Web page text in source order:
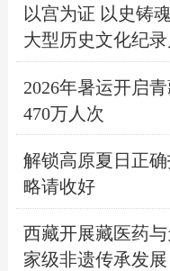
以宫为证 以史铸
大型历史文化纪录
2026年暑运开启
470万人次
解锁高原夏日正
略请收好
西藏开展藏医药
家级非遗传承发展